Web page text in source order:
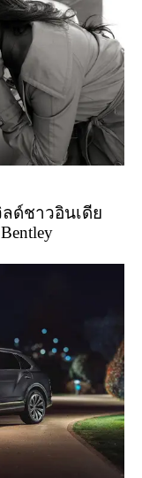
ลด์ชาวอินเดีย